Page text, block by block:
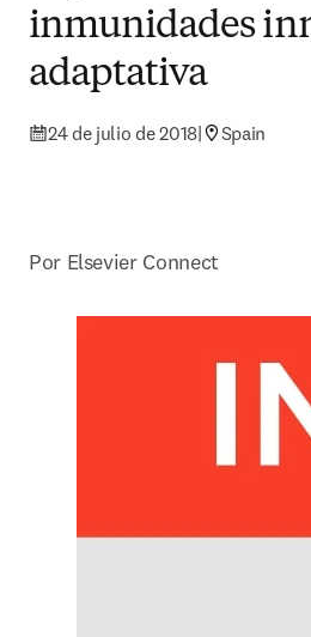
inmunidades
adaptativa
24 de julio de 2018| Spain
Por Elsevier Connect